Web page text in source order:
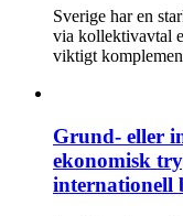
Sverige har en
via kollektivavtal
viktigt
Grund- eller
ekonomisk
internationell